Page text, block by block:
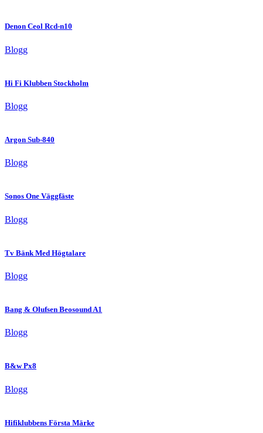
Denon Ceol Rcd-n10
Blogg
Hi Fi Klubben Stockholm
Blogg
Argon Sub-840
Blogg
Sonos One Väggfäste
Blogg
Tv Bänk Med Högtalare
Blogg
Bang & Olufsen Beosound A1
Blogg
B&w Px8
Blogg
Hifiklubbens Första Märke